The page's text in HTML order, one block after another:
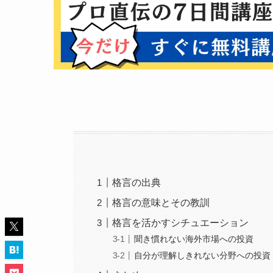
格言の出典
格言の意味とその教訓
格言を活かすシチュエーション
聞き慣れない海外市場への投資
自分が理解しきれない分野への投資